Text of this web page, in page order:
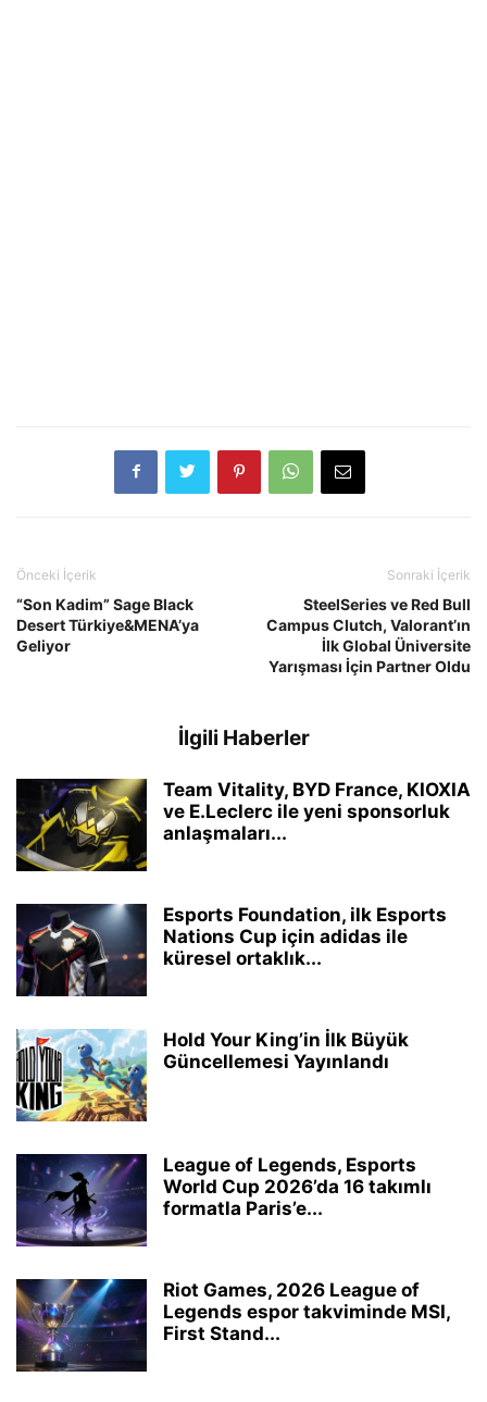
Önceki İçerik
“Son Kadim” Sage Black
Desert Türkiye&MENA’ya
Geliyor
Sonraki İçerik
SteelSeries ve Red Bull
Campus Clutch, Valorant’ın
İlk Global Üniversite
Yarışması İçin Partner Oldu
İlgili Haberler
Team Vitality, BYD France, KIOXIA
ve E.Leclerc ile yeni sponsorluk
anlaşmaları...
Esports Foundation, ilk Esports
Nations Cup için adidas ile
küresel ortaklık...
Hold Your King’in İlk Büyük
Güncellemesi Yayınlandı
League of Legends, Esports
World Cup 2026’da 16 takımlı
formatla Paris’e...
Riot Games, 2026 League of
Legends espor takviminde MSI,
First Stand...